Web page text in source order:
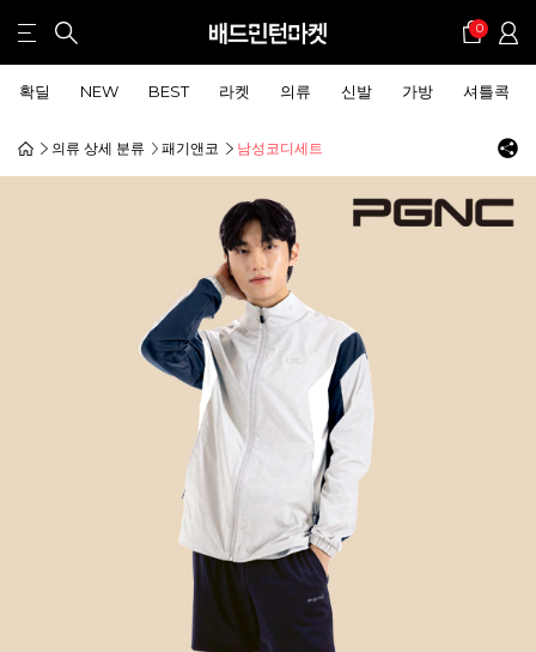
0
확딜 NEW BEST 라켓 의류 신발 가방 셔틀콕
의류 상세 분류 패기앤코 남성코디세트